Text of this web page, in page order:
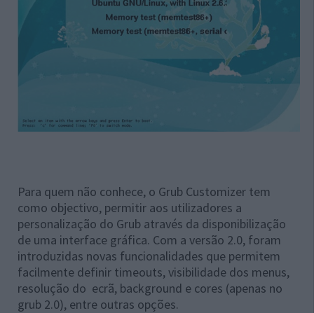
Para quem não conhece, o Grub Customizer tem
como objectivo, permitir aos utilizadores a
personalização do Grub através da disponibilização
de uma interface gráfica. Com a versão 2.0, foram
introduzidas novas funcionalidades que permitem
facilmente definir timeouts, visibilidade dos menus,
resolução do ecrã, background e cores (apenas no
grub 2.0), entre outras opções.